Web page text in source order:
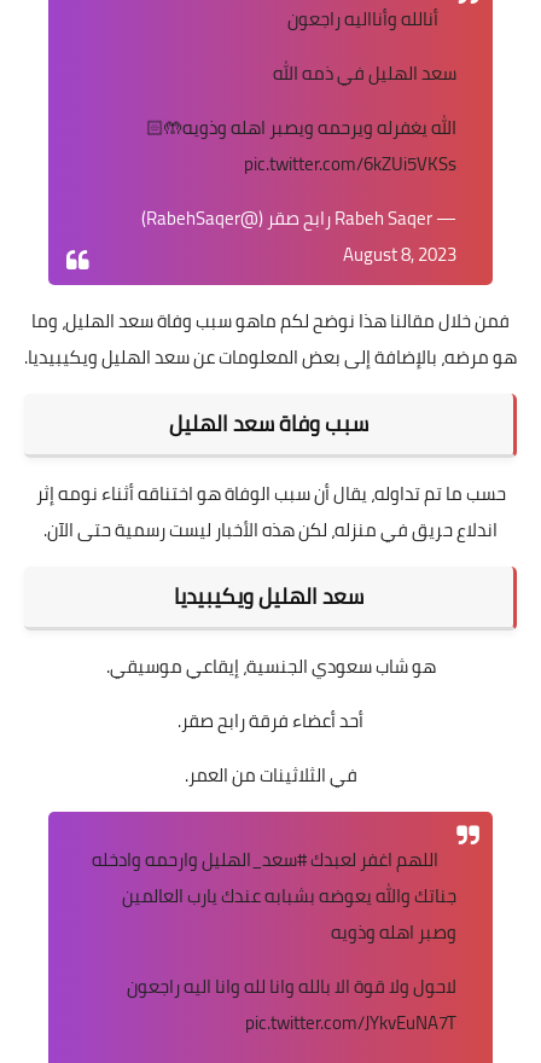
أنالله وأنااليه راجعون
سعد الهليل في ذمه الله
الله يغفرله ويرحمه ويصبر اهله وذويه🤲🏻
pic.twitter.com/6kZUi5VKSs
— Rabeh Saqer رابح صقر (@RabehSaqer)
August 8, 2023
فمن خلال مقالنا هذا نوضح لكم ماهو سبب وفاة سعد الهليل، وما
هو مرضه، بالإضافة إلى بعض المعلومات عن سعد الهليل ويكيبيديا.
سبب وفاة سعد الهليل
حسب ما تم تداوله، يقال أن سبب الوفاة هو اختناقه أثناء نومه إثر
اندلاع حريق في منزله، لكن هذه الأخبار ليست رسمية حتى الآن.
سعد الهليل ويكيبيديا
هو شاب سعودي الجنسية، إيقاعي موسيقي.
أحد أعضاء فرقة رابح صقر.
في الثلاثينات من العمر.
اللهم اغفر لعبدك#سعد_الهليلوارحمه وادخله
جناتك والله يعوضه بشبابه عندك يارب العالمين
وصبر اهله وذويه
لاحول ولا قوة الا بالله وانا لله وانا اليه راجعون
pic.twitter.com/JYkvEuNA7T